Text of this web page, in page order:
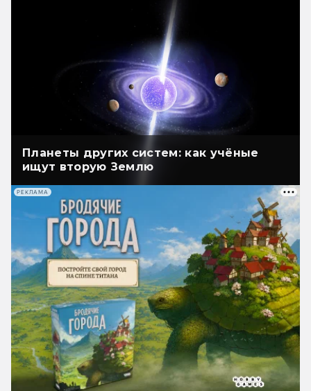
Планеты других систем: как учёные
ищут вторую Землю
РЕКЛАМА